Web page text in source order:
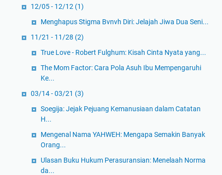
12/05 - 12/12 (1)
Menghapus Stigma Bvnvh Diri: Jelajah Jiwa Dua Seni...
11/21 - 11/28 (2)
True Love - Robert Fulghum: Kisah Cinta Nyata yang...
The Mom Factor: Cara Pola Asuh Ibu Mempengaruhi
Ke...
03/14 - 03/21 (3)
Soegija: Jejak Pejuang Kemanusiaan dalam Catatan
H...
Mengenal Nama YAHWEH: Mengapa Semakin Banyak
Orang...
Ulasan Buku Hukum Perasuransian: Menelaah Norma
da...